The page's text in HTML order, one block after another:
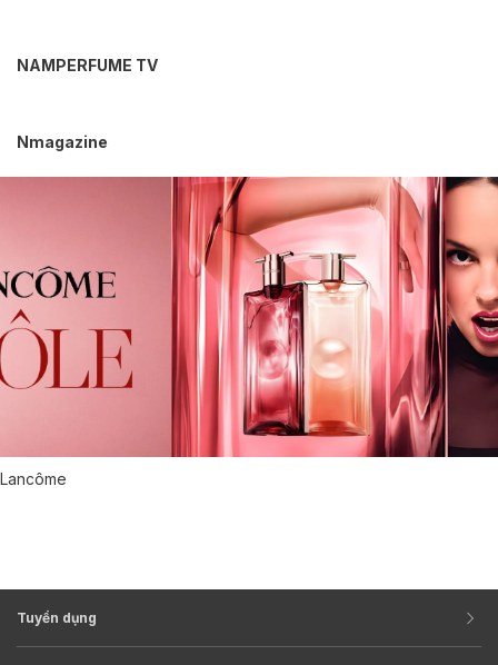
NAMPERFUME TV
Nmagazine
Lancôme
Tuyển dụng